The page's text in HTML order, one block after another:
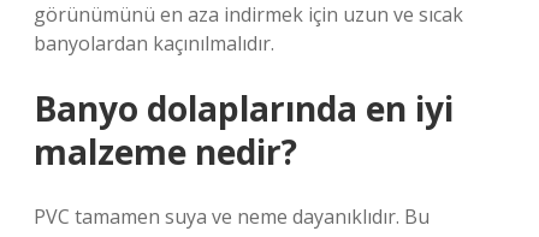
görünümünü en aza indirmek için uzun ve sıcak
banyolardan kaçınılmalıdır.
Banyo dolaplarında en iyi
malzeme nedir?
PVC tamamen suya ve neme dayanıklıdır. Bu